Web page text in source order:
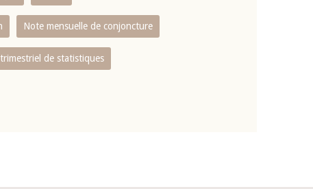
Note mensuelle de conjoncture
de statistiques